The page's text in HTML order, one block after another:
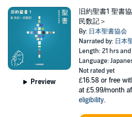
その子ヤコブとエサウの兄弟、イサク
みます。
【出エジプト記】(40トラック・1213節
モーセ五書の2番目の書で、書名はギリ
（出ていくこと、出発）に由来します。
出エジプト記では、イスラエルの民の
イ山での律法の授与という、古代イス
Preview
旧約聖書1 聖書
民数記＞
By: 日本聖書協会
Narrated by: 日本
Length: 21 hrs
Language:
Not rated yet
£16.58 or free
at £5.99/month
eligibility.